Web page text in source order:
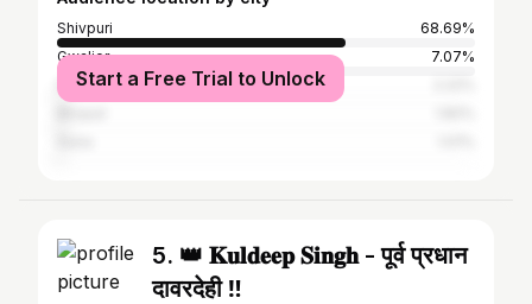
Shivpuri
68.69%
Gwalior
7.07%
Indore
Start a Free Trial to Unlock
5. 👑 𝐊𝐮𝐥𝐝𝐞𝐞𝐩 𝐒𝐢𝐧𝐠𝐡 - पूर्व प्रधान
दावरदेही ‼️